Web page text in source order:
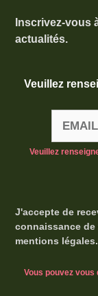
Inscrivez-vous
actualités.
Veuillez
Veuillez
J'accepte de
connaissance
mentions légales.
Vous pouvez